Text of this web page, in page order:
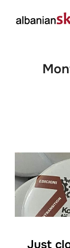
Just